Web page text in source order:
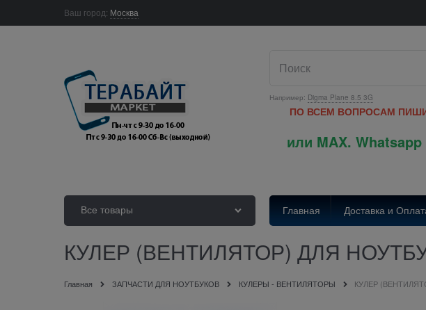
Ваш город: Москва
Например: Digma Plane 8.5 3G
ПО ВСЕМ ВОПРОСАМ
или MAX. Whatsapp
Все товары Главная Доставка и
КУЛЕР (ВЕНТИЛЯТОР) ДЛЯ
Главная ЗАПЧАСТИ ДЛЯ НОУТБУКОВ КУЛЕРЫ - ВЕНТИЛЯТОРЫ КУЛЕР